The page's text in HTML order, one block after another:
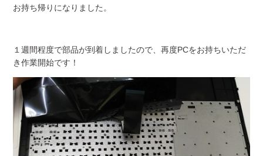
お持ち帰りになりました。
１週間程度で部品が到着しましたので、再度PCをお持ちいただ
き作業開始です！